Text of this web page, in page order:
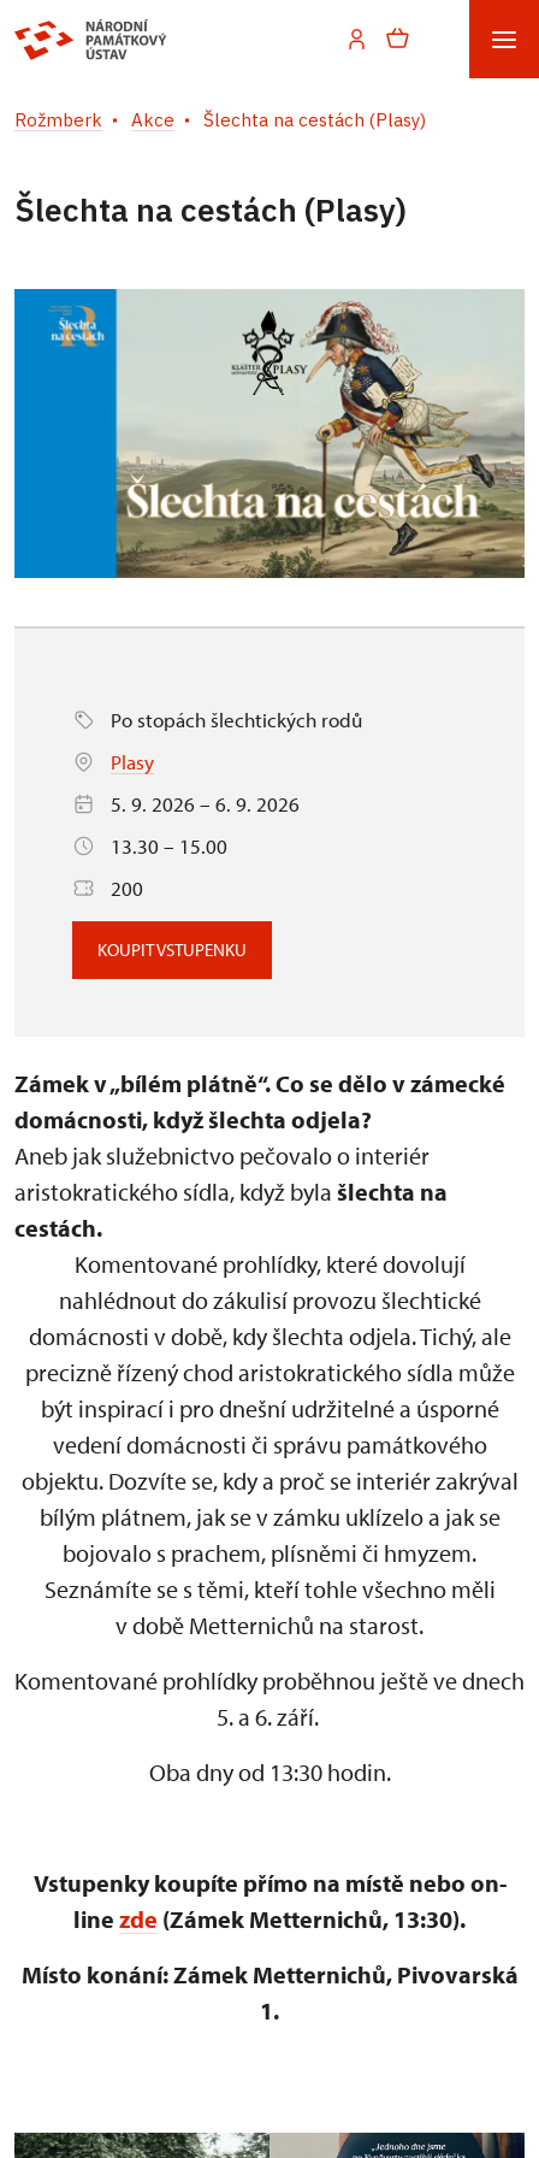
Rožmberk Akce Šlechta na cestách (Plasy)
Šlechta na cestách (Plasy)
Po stopách šlechtických rodů
Plasy
5. 9. 2026 – 6. 9. 2026
13.30 – 15.00
200
KOUPIT VSTUPENKU
Zámek v „bílém plátně“.Co se dělo v zámecké
domácnosti, když šlechta odjela?
Aneb jak služebnictvo pečovalo o interiér
aristokratického sídla, když byla šlechta na
cestách.
Komentované prohlídky, které dovolují
nahlédnout do zákulisí provozu šlechtické
domácnosti v době, kdy šlechta odjela. Tichý, ale
precizně řízený chod aristokratického sídla může
být inspirací i pro dnešní udržitelné a úsporné
vedení domácnosti či správu památkového
objektu. Dozvíte se, kdy a proč se interiér zakrýval
bílým plátnem, jak se v zámku uklízelo a jak se
bojovalo s prachem, plísněmi či hmyzem.
Seznámíte se s těmi, kteří tohle všechno měli
v době Metternichů na starost.
Komentované prohlídky proběhnou ještě ve dnech
5. a 6. září.
Oba dny od 13:30 hodin.
Vstupenky koupíte přímo na místě nebo on-
line zde (Zámek Metternichů, 13:30).
Místo konání: Zámek Metternichů, Pivovarská
1.